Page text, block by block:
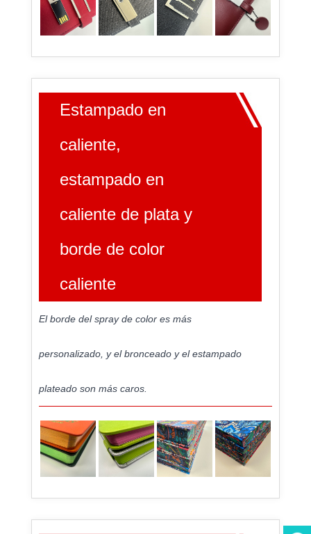
Estampado en
caliente,
estampado en
caliente de plata y
borde de color
caliente
El borde del spray de color es más
personalizado, y el bronceado y el estampado
plateado son más caros.